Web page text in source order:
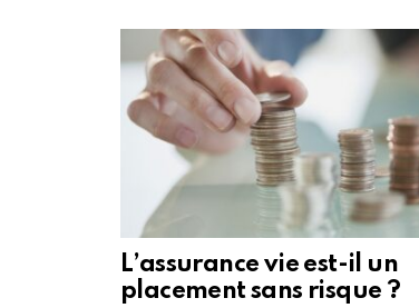
L’assurance vie est-il un
placement sans risque ?